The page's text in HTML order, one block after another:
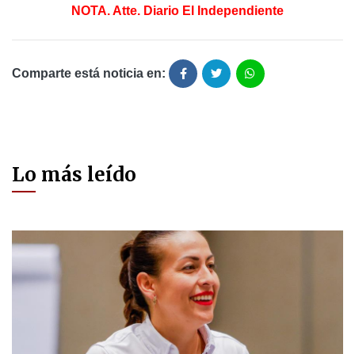
NOTA. Atte. Diario El Independiente
Comparte está noticia en:
Lo más leído